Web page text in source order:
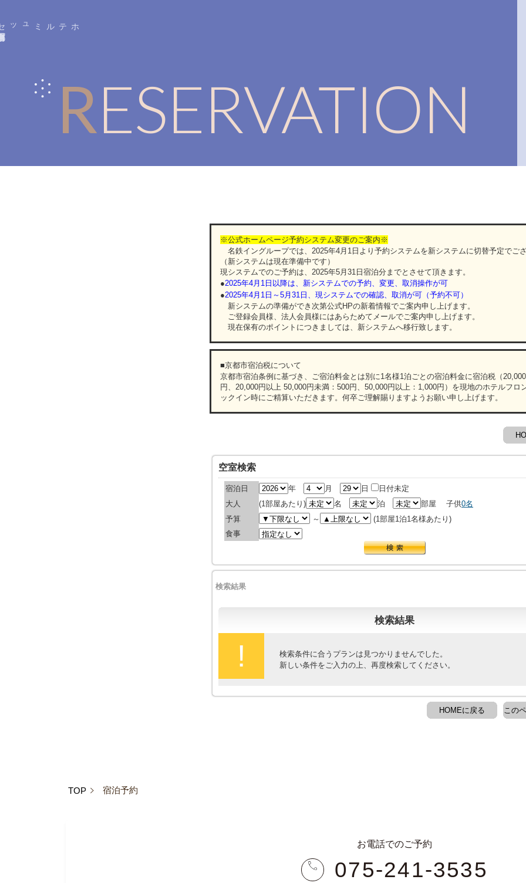
ホテルミュッセ京都四条河原町名鉄阪急京都線「京都河原町駅」から徒歩約3
RESERVATION
※公式ホームページ予約システム変更のご案内※
名鉄イングループでは、2025年4月1日より予約システムを新システムに切替予定でござ
（新システムは現在準備中です）
現システムでのご予約は、2025年5月31日宿泊分までとさせて頂きます。
●2025年4月1日以降は、新システムでの予約、変更、取消操作が可
●2025年4月1日～5月31日、現システムでの確認、取消が可（予約不可）
新システムの準備ができ次第公式HPの新着情報でご案内申し上げます。
ご登録会員様、法人会員様にはあらためてメールでご案内申し上げます。
現在保有のポイントにつきましては、新システムへ移行致します。
■京都市宿泊税について
京都市宿泊条例に基づき、ご宿泊料金とは別に1名様1泊ごとの宿泊料金に宿泊税（
円、20,000円以上 50,000円未満：500円、50,000円以上：1,000円）を現地のホテルフロ
ックイン時にご精算いただきます。何卒ご理解賜りますようお願い申し上げます。
空室検索
宿泊日 年 月 日
日付未定
大人
(1部屋あたり) 名 泊 部屋 子供0名
予算
～
(1部屋1泊1名様あたり)
食事
検索結果
検索結果
!
検索条件に合うプランは見つかりませんでした。
新しい条件をご入力の上、再度検索してください。
この
HOMEに戻る
TOP 宿泊予約
お電話でのご予約
075-241-3535